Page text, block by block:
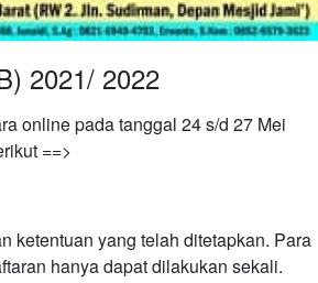
2021/ 2022
online pada tanggal 24 s/d 27 Mei
==>
ketentuan yang telah ditetapkan. Para
hanya dapat dilakukan sekali.